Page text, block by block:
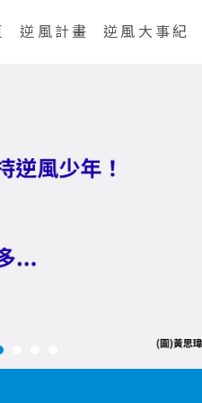
逆風計畫 逆風大事紀